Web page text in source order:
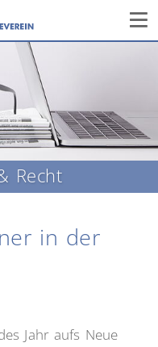
Recht
in der
Jahr aufs Neue